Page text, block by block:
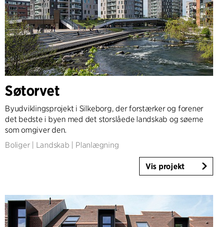
Søtorvet
Byudviklingsprojekt i Silkeborg, der forstærker og forener
det bedste i byen med det storslåede landskab og søerne
som omgiver den.
Boliger| Landskab Planlægning
Vis projekt